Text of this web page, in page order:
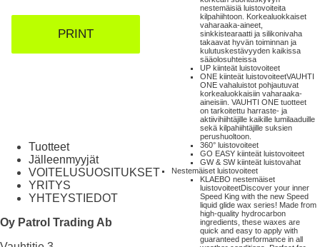
nestemäisiä luistovoiteita
kilpahiihtoon. Korkealuokkaiset
vaharaaka-aineet,
sinkkistearaatti ja silikonivaha
takaavat hyvän toiminnan ja
kulutuskestävyyden kaikissa
sääolosuhteissa
UP kiinteät luistovoiteet
ONE kiinteät luistovoiteetVAUHTI
ONE vahaluistot pohjautuvat
korkealuokkaisiin vaharaaka-
aineisiin. VAUHTI ONE tuotteet
on tarkoitettu harraste- ja
aktiivihiihtäjille kaikille lumilaaduille
sekä kilpahiihtäjille suksien
perushuoltoon.
360° luistovoiteet
GO EASY kiinteät luistovoiteet
GW & SW kiinteät luistovahat
Nestemäiset luistovoiteet
KLAEBO nestemäiset
luistovoiteetDiscover your inner
Speed King with the new Speed
liquid glide wax series! Made from
high-quality hydrocarbon
ingredients, these waxes are
quick and easy to apply with
guaranteed performance in all
PRINT
Tuotteet
Jälleenmyyjät
VOITELUSUOSITUKSET
YRITYS
YHTEYSTIEDOT
Oy Patrol Trading Ab